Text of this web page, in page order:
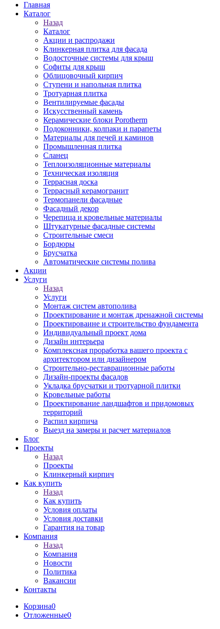
Главная
Каталог
Назад
Каталог
Акции и распродажи
Клинкерная плитка для фасада
Водосточные системы для крыш
Софиты для крыш
Облицовочный кирпич
Ступени и напольная плитка
Тротуарная плитка
Вентилируемые фасады
Искусственный камень
Керамические блоки Porotherm
Подоконники, колпаки и парапеты
Материалы для печей и каминов
Промышленная плитка
Сланец
Теплоизоляционные материалы
Техническая изоляция
Террасная доска
Террасный керамогранит
Термопанели фасадные
Фасадный декор
Черепица и кровельные материалы
Штукатурные фасадные системы
Строительные смеси
Бордюры
Брусчатка
Автоматические системы полива
Акции
Услуги
Назад
Услуги
Монтаж систем автополива
Проектирование и монтаж дренажной системы
Проектироваине и строительство фундамента
Индивидуальный проект дома
Дизайн интерьера
Комплексная проработка вашего проекта с
архитектором или дизайнером
Строительно-реставрационные работы
Дизайн-проекты фасадов
Укладка брусчатки и тротуарной плитки
Кровельные работы
Проектирование ландшафтов и придомовых
территорий
Распил кирпича
Выезд на замеры и расчет материалов
Блог
Проекты
Назад
Проекты
Клинкерный кирпич
Как купить
Назад
Как купить
Условия оплаты
Условия доставки
Гарантия на товар
Компания
Назад
Компания
Новости
Политика
Вакансии
Контакты
Корзина0
Отложенные0